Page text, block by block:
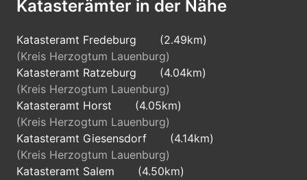
Katasterämter in der Nähe
Katasteramt Fredeburg
(2.49km)
(Kreis Herzogtum Lauenburg)
Katasteramt Ratzeburg
(4.04km)
(Kreis Herzogtum Lauenburg)
Katasteramt Horst
(4.05km)
(Kreis Herzogtum Lauenburg)
Katasteramt Giesensdorf
(4.14km)
(Kreis Herzogtum Lauenburg)
Katasteramt Salem
(4.50km)